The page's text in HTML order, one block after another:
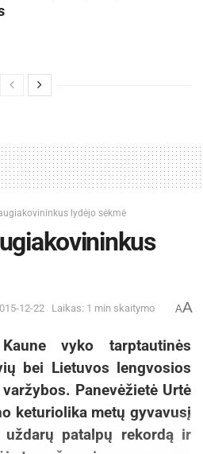
lydėjo sėkmė
12-22 Laikas: 1 min skaitymo AA
vyko tarptautinės
bei Lietuvos lengvosios
Panevėžietė Urtė
keturiolika metų gyvavusį
patalpų rekordą ir